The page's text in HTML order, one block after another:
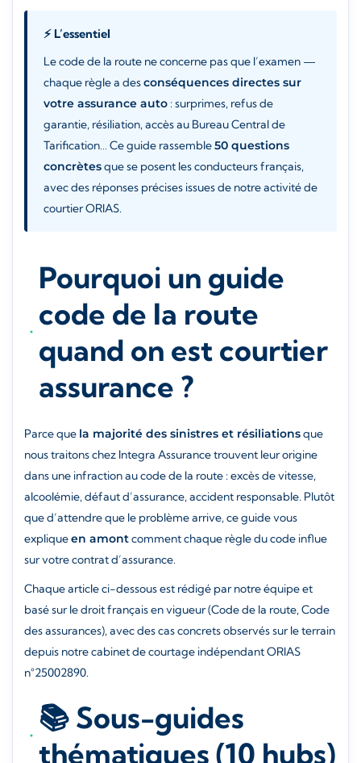
⚡ L’essentiel
Le code de la route ne concerne pas que l’examen —
chaque règle a desconséquences directes sur
votre assurance auto : surprimes, refus de
garantie, résiliation, accès au Bureau Central de
Tarification… Ce guide rassemble50 questions
concrètesque se posent les conducteurs français,
avec des réponses précises issues de notre activité de
courtier ORIAS.
Pourquoi un guide
code de la route
quand on est courtier
assurance ?
Parce que la majorité des sinistres et résiliationsque
nous traitons chez Integra Assurance trouvent leur origine
dans une infraction au code de la route : excès de vitesse,
alcoolémie, défaut d’assurance, accident responsable. Plutôt
que d’attendre que le problème arrive, ce guide vous
expliqueen amontcomment chaque règle du code influe
sur votre contrat d’assurance.
Chaque article ci-dessous est rédigé par notre équipe et
basé sur le droit français en vigueur (Code de la route, Code
des assurances), avec des cas concrets observés sur le terrain
depuis notre cabinet de courtage indépendant ORIAS
n°25002890.
📚 Sous-guides
thématiques (10 hubs)